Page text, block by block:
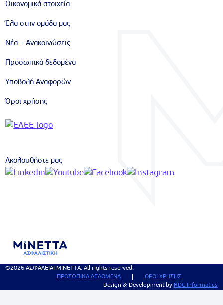
Ακολουθήστε μας
Οικονομικά στοιχεία
Έλα στην ομάδα μας
Νέα – Ανακοινώσεις
Προσωπικά δεδομένα
Υποβολή Αναφορών
Όροι χρήσης
©2026 ΑΣΦΑΛΕΙΑΙ ΜΙΝΕΤΤΑ. All rights reserved.
ΠΡΟΣΩΠΙΚΑ ΔΕΔΟΜΕΝΑ
ΟΡΟΙ ΧΡΗΣΗΣ
Design & Development by RDC Informatics